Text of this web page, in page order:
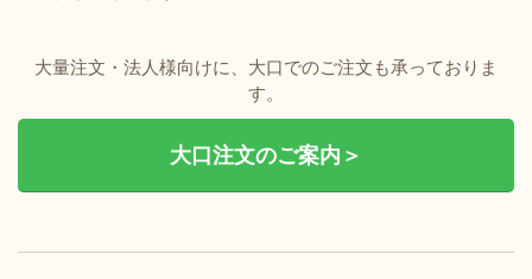
大量注文・法人様向けに、大口でのご注文も承っておりま
す。
大口注文のご案内＞